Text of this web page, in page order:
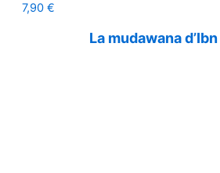
7,90 €
La mudawana